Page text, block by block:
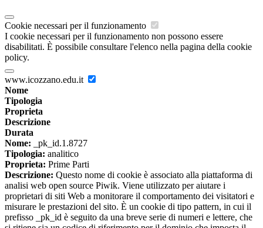
Cookie necessari per il funzionamento
I cookie necessari per il funzionamento non possono essere
disabilitati. È possibile consultare l'elenco nella pagina della cookie
policy.
www.icozzano.edu.it
Nome
Tipologia
Proprieta
Descrizione
Durata
Nome: _pk_id.1.8727
Tipologia: analitico
Proprieta: Prime Parti
Descrizione: Questo nome di cookie è associato alla piattaforma di
analisi web open source Piwik. Viene utilizzato per aiutare i
proprietari di siti Web a monitorare il comportamento dei visitatori e
misurare le prestazioni del sito. È un cookie di tipo pattern, in cui il
prefisso _pk_id è seguito da una breve serie di numeri e lettere, che